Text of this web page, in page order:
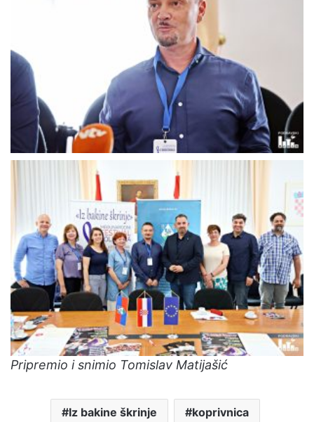
Pripremio i snimio Tomislav Matijašić
Iz bakine škrinje koprivnica